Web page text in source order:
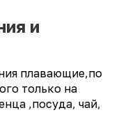
и
плавающие,по
только на
,посуда, чай,